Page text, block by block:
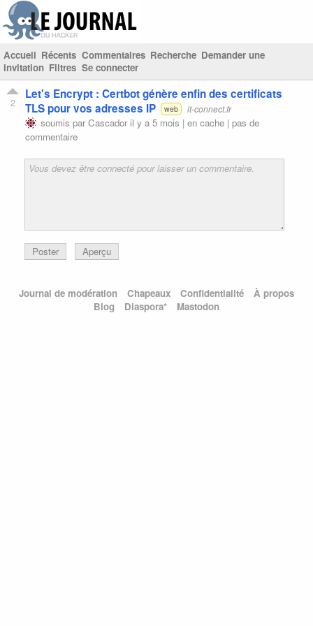
Accueil Récents Commentaires Recherche Demander une
invitation Filtres Se connecter
2
Let's Encrypt : Certbot génère enfin des certificats
TLS pour vos adresses IP
web it-connect.fr
soumis parCascadoril y a 5 mois | en cache | pas de
commentaire
Poster Aperçu
Journal de modération Chapeaux Confidentialité
À propos
Blog
Diaspora* Mastodon